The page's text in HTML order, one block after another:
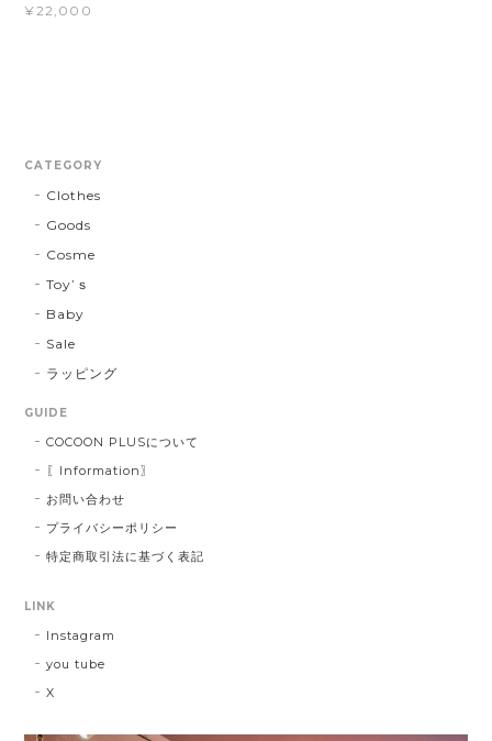
¥22,000
CATEGORY
Clothes
Goods
Cosme
Toy’ｓ
Baby
Sale
ラッピング
GUIDE
COCOON PLUSについて
〖Information〗
お問い合わせ
プライバシーポリシー
特定商取引法に基づく表記
LINK
Instagram
you tube
X